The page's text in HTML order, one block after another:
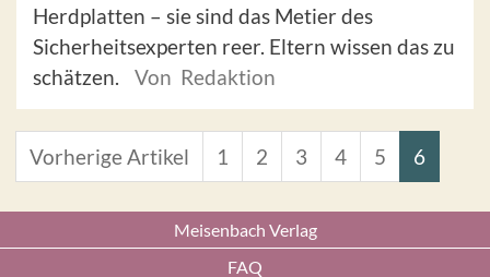
Herdplatten – sie sind das Metier des
Sicherheitsexperten reer. Eltern wissen das zu
schätzen.
Von Redaktion
Vorherige Artikel 1 2 3 4 5 6
Meisenbach Verlag
FAQ